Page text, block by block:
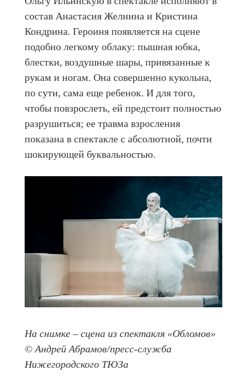
состав Анастасия Желнина и Кристина
Кондрина. Героиня появляется на сцене
подобно легкому облаку: пышная юбка,
блестки, воздушные шары, привязанные к
рукам и ногам. Она совершенно кукольна,
по сути, сама еще ребенок. И для того,
чтобы повзрослеть, ей предстоит полностью
разрушиться; ее травма взросления
показана в спектакле с абсолютной, почти
шокирующей буквальностью.
На снимке – сцена из спектакля «Обломов»
© Андрей Абрамов/пресс-служба
Нижегородского ТЮЗа